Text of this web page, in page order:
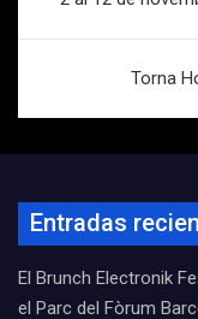
Torna
Entradas
El Brunch Electronik
el Parc del Fòrum